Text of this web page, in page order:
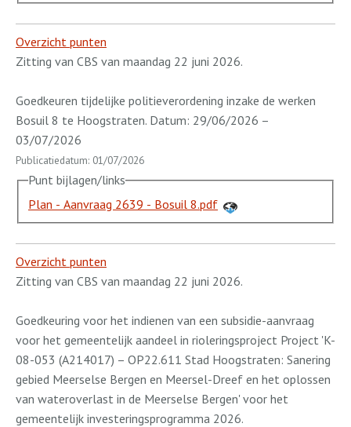
Overzicht punten
Zitting van CBS van maandag 22 juni 2026.
Goedkeuren tijdelijke politieverordening inzake de werken
Bosuil 8 te Hoogstraten. Datum: 29/06/2026 –
03/07/2026
Publicatiedatum: 01/07/2026
Punt bijlagen/links
Plan - Aanvraag 2639 - Bosuil 8.pdf
Overzicht punten
Zitting van CBS van maandag 22 juni 2026.
Goedkeuring voor het indienen van een subsidie-aanvraag
voor het gemeentelijk aandeel in rioleringsproject Project 'K-
08-053 (A214017) – OP22.611 Stad Hoogstraten: Sanering
gebied Meerselse Bergen en Meersel-Dreef en het oplossen
van wateroverlast in de Meerselse Bergen' voor het
gemeentelijk investeringsprogramma 2026.